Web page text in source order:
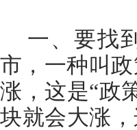
一、要找
市，一种叫
涨，这是“政
块就会大涨